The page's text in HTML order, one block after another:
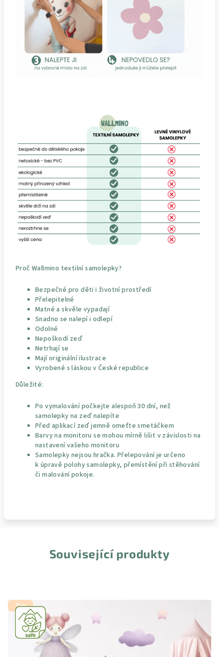
Proč Wallmino textilní samolepky?
Bezpečné pro děti i životní prostředí
Přelepitelné
Matné a skvěle vypadají
Snadno se nalepí i odlepí
Odolné
Nepoškodí zeď
Netrhají se
Mají originální ilustrace
Vyrobené s láskou v České republice
Důležité:
Po vymalování počkejte alespoň 30 dní, než
samolepky na zeď nalepíte
Před aplikací zeď jemně omeťte smetáčkem
Barvy na monitoru se mohou mírně lišit v závislosti na
nastavení vašeho monitoru
Samolepky nejsou hračka. Přelepování je určeno
k úpravě polohy samolepky, přemístění při stěhování
či malování pokoje.
Související produkty
Tip